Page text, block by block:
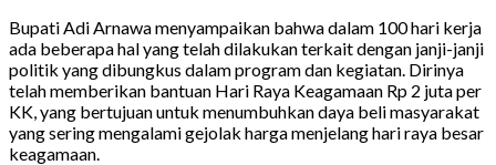
Bupati Adi Arnawa menyampaikan bahwa dalam 100 hari kerja
ada beberapa hal yang telah dilakukan terkait dengan janji-janji
politik yang dibungkus dalam program dan kegiatan. Dirinya
telah memberikan bantuan Hari Raya Keagamaan Rp 2 juta per
KK, yang bertujuan untuk menumbuhkan daya beli masyarakat
yang sering mengalami gejolak harga menjelang hari raya besar
keagamaan.